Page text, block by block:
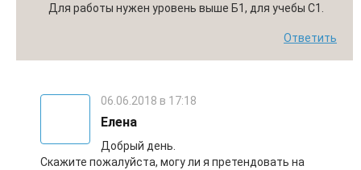
Для работы нужен уровень выше Б1, для учебы С1.
Ответить
06.06.2018 в 17:18
Елена
Добрый день.
Скажите пожалуйста, могу ли я претендовать на